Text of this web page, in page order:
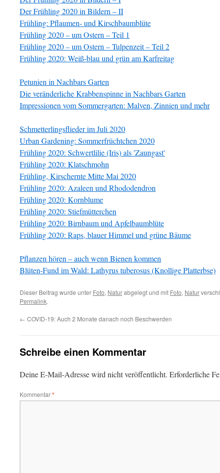
Der Frühling 2020 in Bildern – II
Frühling: Pflaumen- und Kirschbaumblüte
Frühling 2020 – um Ostern – Teil 1
Frühling 2020 – um Ostern – Tulpenzeit – Teil 2
Frühling 2020: Weiß-blau und grün am Karfreitag
Petunien in Nachbars Garten
Die veränderliche Krabbenspinne in Nachbars Garten
Impressionen vom Sommergarten: Malven, Zinnien und mehr
Schmetterlingsflieder im Juli 2020
Urban Gardening: Sommerfrüchtchen 2020
Frühling 2020: Schwertlilie (Iris) als 'Zaungast'
Frühling 2020: Klatschmohn
Frühling, Kirschernte Mitte Mai 2020
Frühling 2020: Azaleen und Rhododendron
Frühling 2020: Kornblume
Frühling 2020: Stiefmütterchen
Frühling 2020: Birnbaum und Apfelbaumblüte
Frühling 2020: Raps, blauer Himmel und grüne Bäume
Pflanzen hören – auch wenn Bienen kommen
Blüten-Fund im Wald: Lathyrus tuberosus (Knollige Platterbse)
Dieser Beitrag wurde unter Foto, Naturabgelegt und mit Foto, Natur
Permalink.
← COVID-19: Auch 2 Monate danach noch Beschwerden
Schreibe einen Kommentar
Deine E-Mail-Adresse wird nicht veröffentlicht. Erforderliche
Kommentar*